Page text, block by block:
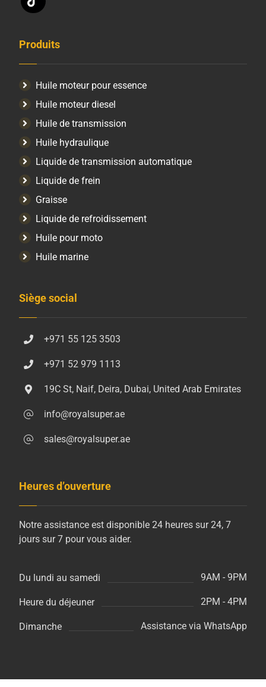
Produits
Huile moteur pour essence
Huile moteur diesel
Huile de transmission
Huile hydraulique
Liquide de transmission automatique
Liquide de frein
Graisse
Liquide de refroidissement
Huile pour moto
Huile marine
Siège social
+971 55 125 3503
+971 52 979 1113
19C St, Naif, Deira, Dubai, United Arab Emirates
info@royalsuper.ae
sales@royalsuper.ae
Heures d’ouverture
Notre assistance est disponible 24 heures sur 24, 7
jours sur 7 pour vous aider.
Du lundi au samedi 9AM - 9PM
Heure du déjeuner 2PM - 4PM
Dimanche Assistance via WhatsApp